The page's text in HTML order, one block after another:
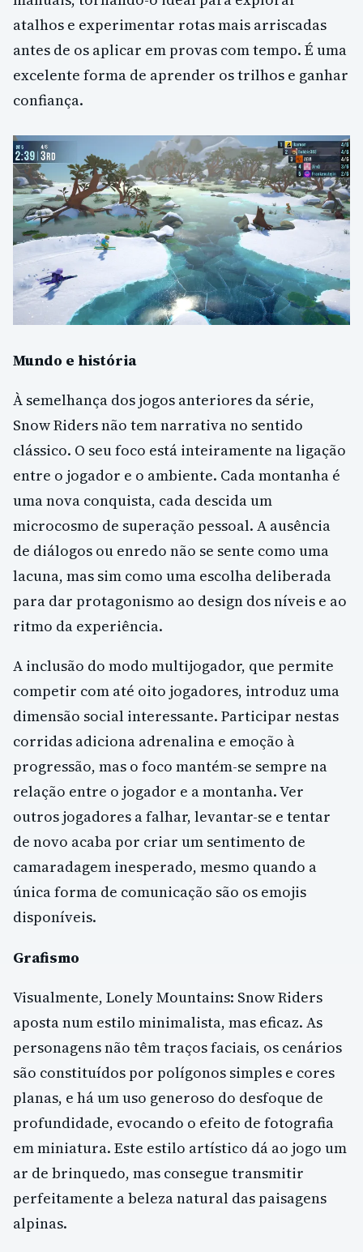
atalhos e experimentar rotas mais arriscadas
antes de os aplicar em provas com tempo. É uma
excelente forma de aprender os trilhos e ganhar
confiança.
Mundo e história
À semelhança dos jogos anteriores da série,
Snow Riders não tem narrativa no sentido
clássico. O seu foco está inteiramente na ligação
entre o jogador e o ambiente. Cada montanha é
uma nova conquista, cada descida um
microcosmo de superação pessoal. A ausência
de diálogos ou enredo não se sente como uma
lacuna, mas sim como uma escolha deliberada
para dar protagonismo ao design dos níveis e ao
ritmo da experiência.
A inclusão do modo multijogador, que permite
competir com até oito jogadores, introduz uma
dimensão social interessante. Participar nestas
corridas adiciona adrenalina e emoção à
progressão, mas o foco mantém-se sempre na
relação entre o jogador e a montanha. Ver
outros jogadores a falhar, levantar-se e tentar
de novo acaba por criar um sentimento de
camaradagem inesperado, mesmo quando a
única forma de comunicação são os emojis
disponíveis.
Grafismo
Visualmente, Lonely Mountains: Snow Riders
aposta num estilo minimalista, mas eficaz. As
personagens não têm traços faciais, os cenários
são constituídos por polígonos simples e cores
planas, e há um uso generoso do desfoque de
profundidade, evocando o efeito de fotografia
em miniatura. Este estilo artístico dá ao jogo um
ar de brinquedo, mas consegue transmitir
perfeitamente a beleza natural das paisagens
alpinas.